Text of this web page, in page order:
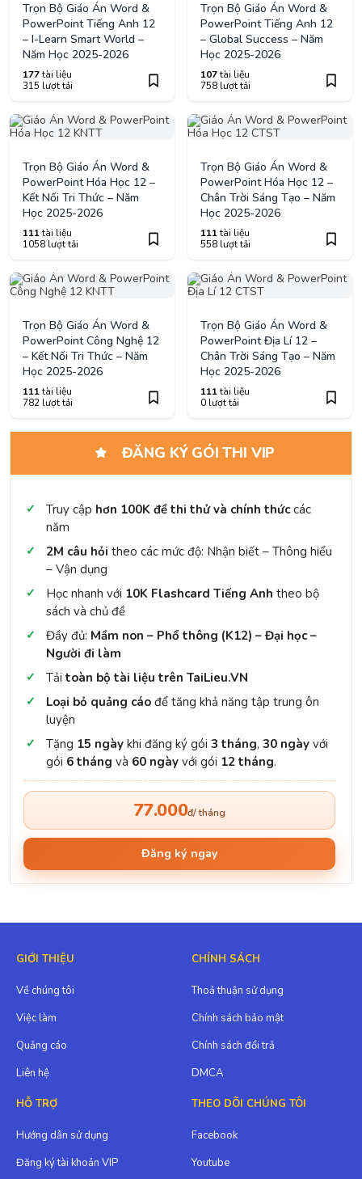
Trọn Bộ Giáo Án Word &
PowerPoint Tiếng Anh 12
– I-Learn Smart World –
Năm Học 2025-2026
177tài liệu
315 lượt tải
Trọn Bộ Giáo Án Word &
PowerPoint Tiếng Anh 12
– Global Success – Năm
Học 2025-2026
107tài liệu
758 lượt tải
Trọn Bộ Giáo Án Word &
PowerPoint Hóa Học 12 –
Kết Nối Tri Thức – Năm
Học 2025-2026
111tài liệu
1058 lượt tải
Trọn Bộ Giáo Án Word &
PowerPoint Hóa Học 12 –
Chân Trời Sáng Tạo – Năm
Học 2025-2026
111tài liệu
558 lượt tải
Trọn Bộ Giáo Án Word &
PowerPoint Công Nghệ 12
– Kết Nối Tri Thức – Năm
Học 2025-2026
111tài liệu
782 lượt tải
Trọn Bộ Giáo Án Word &
PowerPoint Địa Lí 12 –
Chân Trời Sáng Tạo – Năm
Học 2025-2026
111tài liệu
0 lượt tải
ĐĂNG KÝ GÓI THI VIP
Truy cập hơn 100K đề thi thử và chính thứccác
năm
2M câu hỏi theo các mức độ: Nhận biết – Thông hiểu
– Vận dụng
Học nhanh với 10K Flashcard Tiếng Anh theo bộ
sách và chủ đề
Đầy đủ: Mầm non – Phổ thông (K12) – Đại học –
Người đi làm
Tải toàn bộ tài liệu trên TaiLieu.VN
Loại bỏ quảng cáo để tăng khả năng tập trung ôn
luyện
Tặng 15 ngày khi đăng ký gói 3 tháng, 30 ngày với
gói 6 tháng và 60 ngày với gói 12 tháng.
77.000đ/ tháng
Đăng ký ngay
GIỚI THIỆU
Về chúng tôi
Việc làm
Quảng cáo
Liên hệ
CHÍNH SÁCH
Thoả thuận sử dụng
Chính sách bảo mật
Chính sách đổi trả
DMCA
HỖ TRỢ
Hướng dẫn sử dụng
Đăng ký tài khoản VIP
THEO DÕI CHÚNG TÔI
Facebook
Youtube